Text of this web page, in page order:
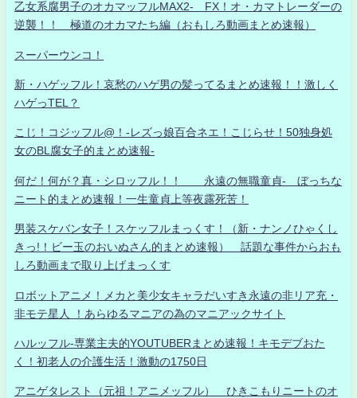
乙女系腐男子のオカマッフルMAX2- FX！オ・カマトレーダーの
逆襲！！ 極道のオカマたち編（おもしろ動画まとめ速報）
スーパーウンコ！
新・ハゲッフル！哀愁のハゲ男の髪ってるまとめ速報！！激しく
ハゲっTEL？
こじ！コジッフル@！-レズっ娘百合ネエ！こじらせ！50独身処
女のBL腐女子的まとめ速報-
何だ！何が？真・シロッフル！！ 永遠の無職童貞- ぼっちな
ニート的まとめ速報！一生童貞上等夜露死苦！
男装スケバン女子！スケッフルまっくす！（新・ナンノひゃくし
きっ!！ビー玉のおいぬさん的まとめ速報） 話題な事件からおも
しろ動画まで取り上げまっくす
ロボットアニメ！メカと美少女キャラだいすき永遠の非リア充・
非モテ星人 ！あらゆるマニアの為のマニアックサイト
ハルッフル-専業主夫的YOUTUBERまとめ速報！キモデブおた
く！初老人の介護生活！激動の1750日
アニゲタレスト（元祖！アニメッフル） ひきこもりニートのオ